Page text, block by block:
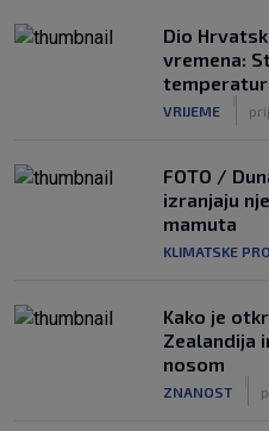
Dio
vremena:
VRIJEME
FOTO /
izranjaju
mamuta
KLIMATSKE
Kako je
Zealandija
nosom
ZNANOST